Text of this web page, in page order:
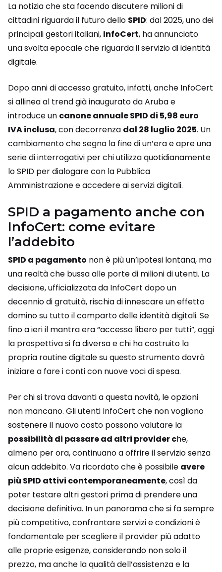
La notizia che sta facendo discutere milioni di
cittadini riguarda il futuro dello SPID: dal 2025, uno dei
principali gestori italiani, InfoCert, ha annunciato
una svolta epocale che riguarda il servizio di identità
digitale.
Dopo anni di accesso gratuito, infatti, anche InfoCert
si allinea al trend già inaugurato da Aruba e
introduce un canone annuale SPID di 5,98 euro
IVA inclusa, con decorrenza dal 28 luglio 2025. Un
cambiamento che segna la fine di un’era e apre una
serie di interrogativi per chi utilizza quotidianamente
lo SPID per dialogare con la Pubblica
Amministrazione e accedere ai servizi digitali.
SPID a pagamento anche con
InfoCert: come evitare
l’addebito
SPID a pagamento non è più un’ipotesi lontana, ma
una realtà che bussa alle porte di milioni di utenti. La
decisione, ufficializzata da InfoCert dopo un
decennio di gratuità, rischia di innescare un effetto
domino su tutto il comparto delle identità digitali. Se
fino a ieri il mantra era “accesso libero per tutti”, oggi
la prospettiva si fa diversa e chi ha costruito la
propria routine digitale su questo strumento dovrà
iniziare a fare i conti con nuove voci di spesa.
Per chi si trova davanti a questa novità, le opzioni
non mancano. Gli utenti InfoCert che non vogliono
sostenere il nuovo costo possono valutare la
possibilità di passare ad altri provider che,
almeno per ora, continuano a offrire il servizio senza
alcun addebito. Va ricordato che è possibile avere
più SPID attivi contemporaneamente, così da
poter testare altri gestori prima di prendere una
decisione definitiva. In un panorama che si fa sempre
più competitivo, confrontare servizi e condizioni è
fondamentale per scegliere il provider più adatto
alle proprie esigenze, considerando non solo il
prezzo, ma anche la qualità dell’assistenza e la